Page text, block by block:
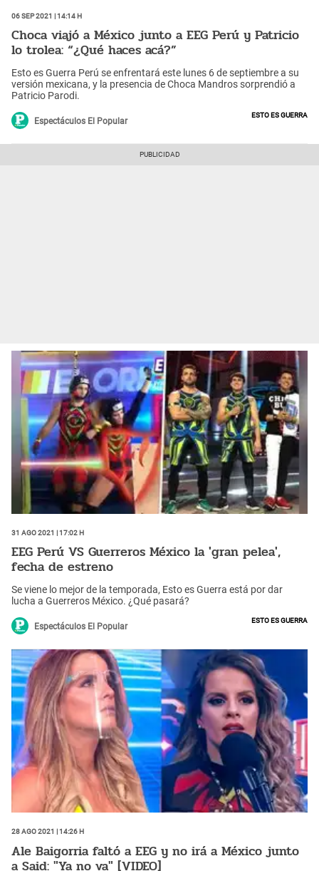
06 Sep 2021 | 14:14 h
Choca viajó a México junto a EEG Perú y Patricio
lo trolea: “¿Qué haces acá?”
Esto es Guerra Perú se enfrentará este lunes 6 de septiembre a su
versión mexicana, y la presencia de Choca Mandros sorprendió a
Patricio Parodi.
Espectáculos El Popular
Esto es guerra
31 Ago 2021 | 17:02 h
EEG Perú VS Guerreros México la 'gran pelea',
fecha de estreno
Se viene lo mejor de la temporada, Esto es Guerra está por dar
lucha a Guerreros México. ¿Qué pasará?
Espectáculos El Popular
Esto es guerra
28 Ago 2021 | 14:26 h
Ale Baigorria faltó a EEG y no irá a México junto
a Said: "Ya no va" [VIDEO]